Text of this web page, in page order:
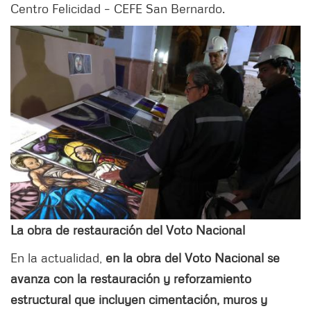
Centro Felicidad – CEFE San Bernardo.
La obra de restauración del Voto Nacional
En la actualidad, en la obra del Voto Nacional se
avanza con la restauración y reforzamiento
estructural que incluyen cimentación, muros y